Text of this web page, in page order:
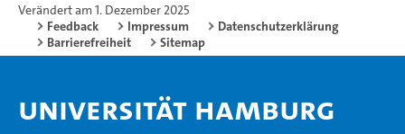
Verändert am 1. Dezember 2025
Feedback
Impressum
Datenschutzerklärung
Barrierefreiheit
Sitemap
Universität Hamburg